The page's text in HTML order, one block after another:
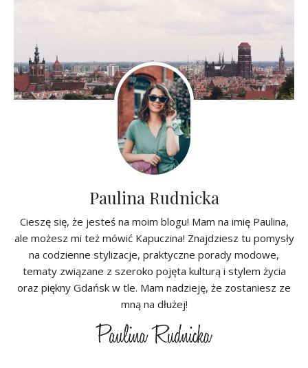
Paulina Rudnicka
Cieszę się, że jesteś na moim blogu! Mam na imię Paulina,
ale możesz mi też mówić Kapuczina! Znajdziesz tu pomysły
na codzienne stylizacje, praktyczne porady modowe,
tematy związane z szeroko pojęta kulturą i stylem życia
oraz piękny Gdańsk w tle. Mam nadzieję, że zostaniesz ze
mną na dłużej!